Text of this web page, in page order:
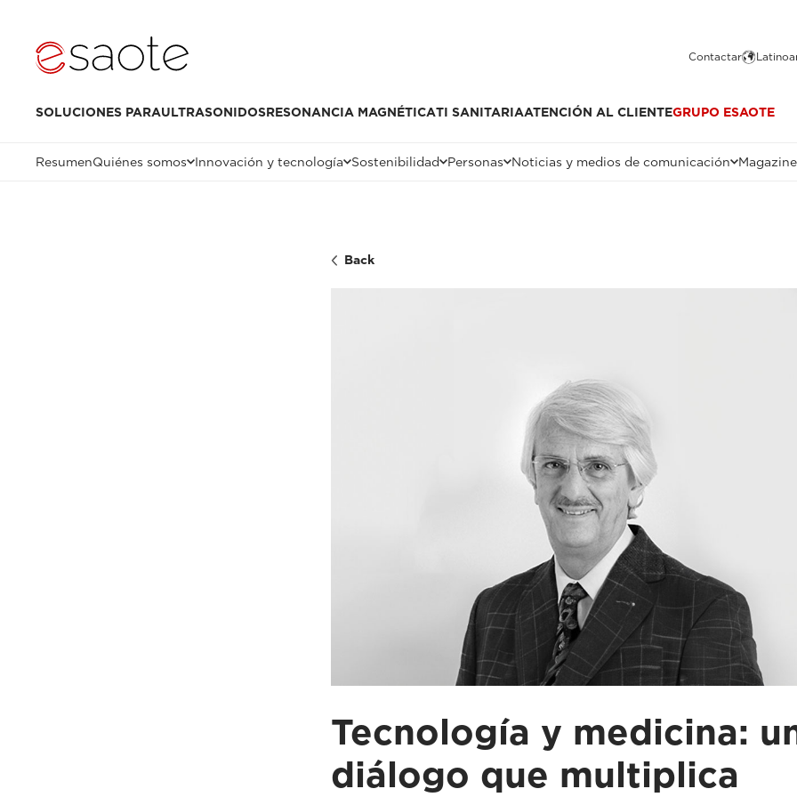
Contactar
SOLUCIONES PARAULTRASONIDOSRESONANCIA MAGNÉTICATI SANITARIAATENCIÓN AL CLIENTEGRUPO ESAOTE
ResumenQuiénes somos Innovación y tecnología Sostenibilidad Personas Noticias y medios de comunicación
Back
Tecnología y medicina:
diálogo que multiplica